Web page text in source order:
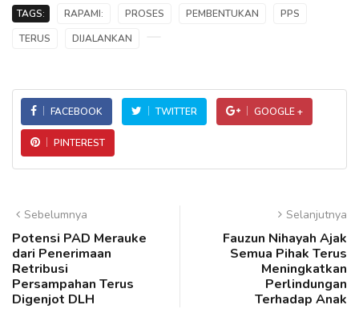
TAGS: RAPAMI: PROSES PEMBENTUKAN
PPS
TERUS
DIJALANKAN
FACEBOOK TWITTER GOOGLE +
PINTEREST
Sebelumnya
Potensi PAD Merauke
dari Penerimaan
Retribusi
Persampahan Terus
Digenjot DLH
Selanjutnya
Fauzun Nihayah Ajak
Semua Pihak Terus
Meningkatkan
Perlindungan
Terhadap Anak